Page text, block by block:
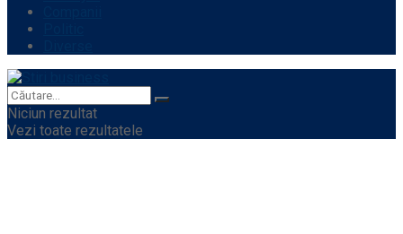
Niciun rezultat
Vezi toate rezultatele